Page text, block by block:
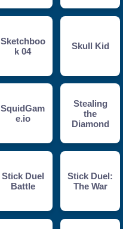
Sketchboo
k 04
Skull Kid
SquidGam
e.io
Stealing
the
Diamond
Stick Duel
Battle
Stick Duel:
The War